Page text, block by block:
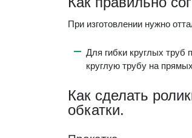
При изготовлении нужно
Для гибки круглых труб
круглую трубу на
Как сделать
обкатки.